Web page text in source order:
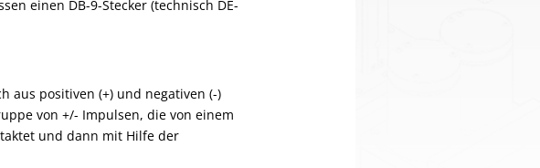
einen DB-9-Stecker (technisch DE-
aus positiven (+) und negativen (-)
von +/- Impulsen, die von einem
und dann mit Hilfe der